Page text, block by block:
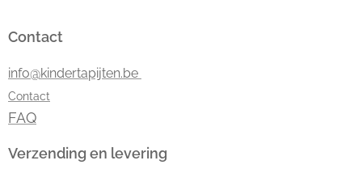
Contact
info@kindertapijten.be
Contact
FAQ
Verzending en levering